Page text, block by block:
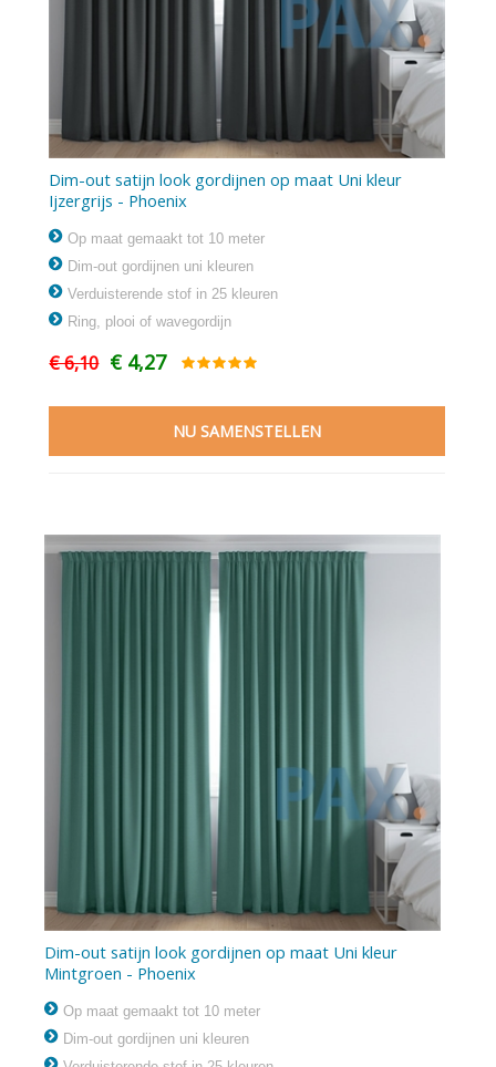
Dim-out satijn look gordijnen op maat Uni kleur
Ijzergrijs - Phoenix
Op maat gemaakt tot 10 meter
Dim-out gordijnen uni kleuren
Verduisterende stof in 25 kleuren
Ring, plooi of wavegordijn
€ 6,10 € 4,27
Dim-out satijn look gordijnen op maat Uni kleur
Mintgroen - Phoenix
Op maat gemaakt tot 10 meter
Dim-out gordijnen uni kleuren